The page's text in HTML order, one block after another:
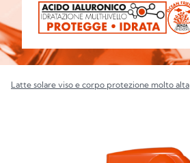
Latte solare viso e corpo protezione molto alta